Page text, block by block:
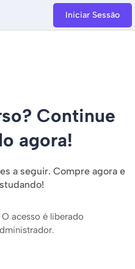
Iniciar Sessão
Continue
agora!
a seguir. Compre agora e
acesso é liberado